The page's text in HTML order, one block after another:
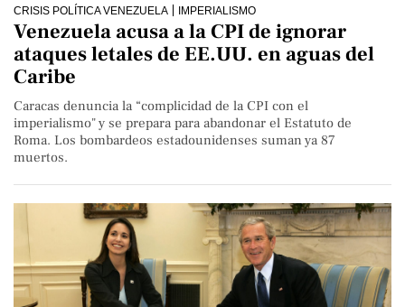
CRISIS POLÍTICA VENEZUELA IMPERIALISMO
Venezuela acusa a la CPI de ignorar
ataques letales de EE.UU. en aguas del
Caribe
Caracas denuncia la “complicidad de la CPI con el
imperialismo" y se prepara para abandonar el Estatuto de
Roma. Los bombardeos estadounidenses suman ya 87
muertos.